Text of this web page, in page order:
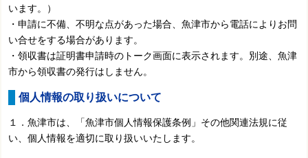
います。）
・申請に不備、不明な点があった場合、魚津市から電話によりお問
い合せをする場合があります。
・領収書は証明書申請時のトーク画面に表示されます。別途、魚津
市から領収書の発行はしません。
個人情報の取り扱いについて
１．魚津市は、「魚津市個人情報保護条例」その他関連法規に従
い、個人情報を適切に取り扱いいたします。